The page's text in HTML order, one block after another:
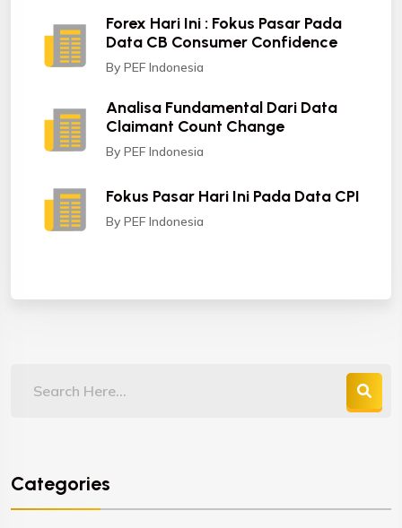
Forex Hari Ini : Fokus Pasar Pada
Data CB Consumer Confidence
By PEF Indonesia
Analisa Fundamental Dari Data
Claimant Count Change
By PEF Indonesia
Fokus Pasar Hari Ini Pada Data CPI
By PEF Indonesia
Categories